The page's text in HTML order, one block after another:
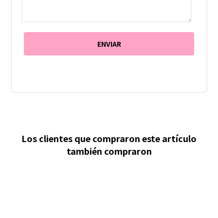
Los clientes que compraron este artículo
también compraron